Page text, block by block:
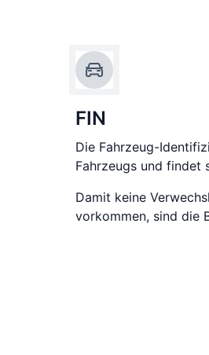
FIN
Die Fahrzeug-
Fahrzeugs und findet
Damit keine
vorkommen, sind die